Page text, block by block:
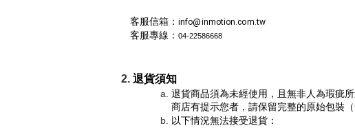
客服信箱： info@inmotion.com.tw
客服專線： 04-22586668
退貨須知
退貨商品須為未經使用，且無非人為瑕疵
商店有提示您者，請保留完整的原始包裝
以下情況無法接受退貨：